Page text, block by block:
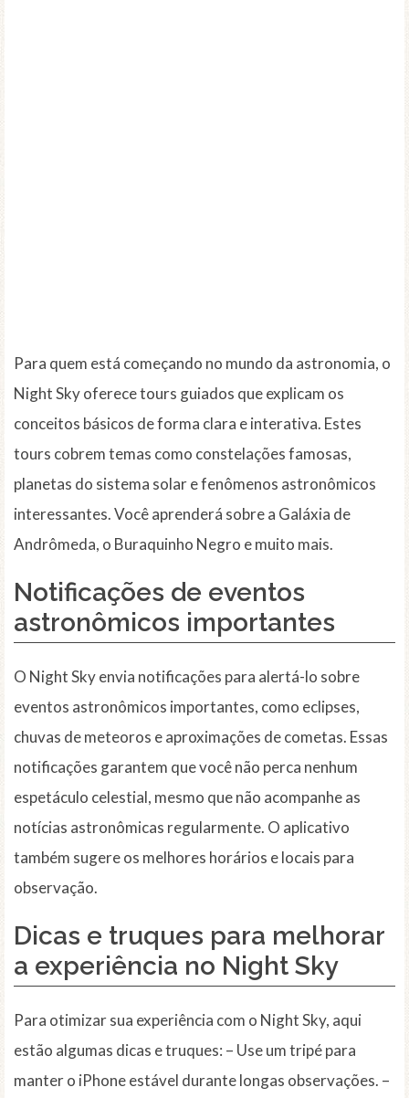
Para quem está começando no mundo da astronomia, o
Night Sky oferece tours guiados que explicam os
conceitos básicos de forma clara e interativa. Estes
tours cobrem temas como constelações famosas,
planetas do sistema solar e fenômenos astronômicos
interessantes. Você aprenderá sobre a Galáxia de
Andrômeda, o Buraquinho Negro e muito mais.
Notificações de eventos
astronômicos importantes
O Night Sky envia notificações para alertá-lo sobre
eventos astronômicos importantes, como eclipses,
chuvas de meteoros e aproximações de cometas. Essas
notificações garantem que você não perca nenhum
espetáculo celestial, mesmo que não acompanhe as
notícias astronômicas regularmente. O aplicativo
também sugere os melhores horários e locais para
observação.
Dicas e truques para melhorar
a experiência no Night Sky
Para otimizar sua experiência com o Night Sky, aqui
estão algumas dicas e truques: – Use um tripé para
manter o iPhone estável durante longas observações. –